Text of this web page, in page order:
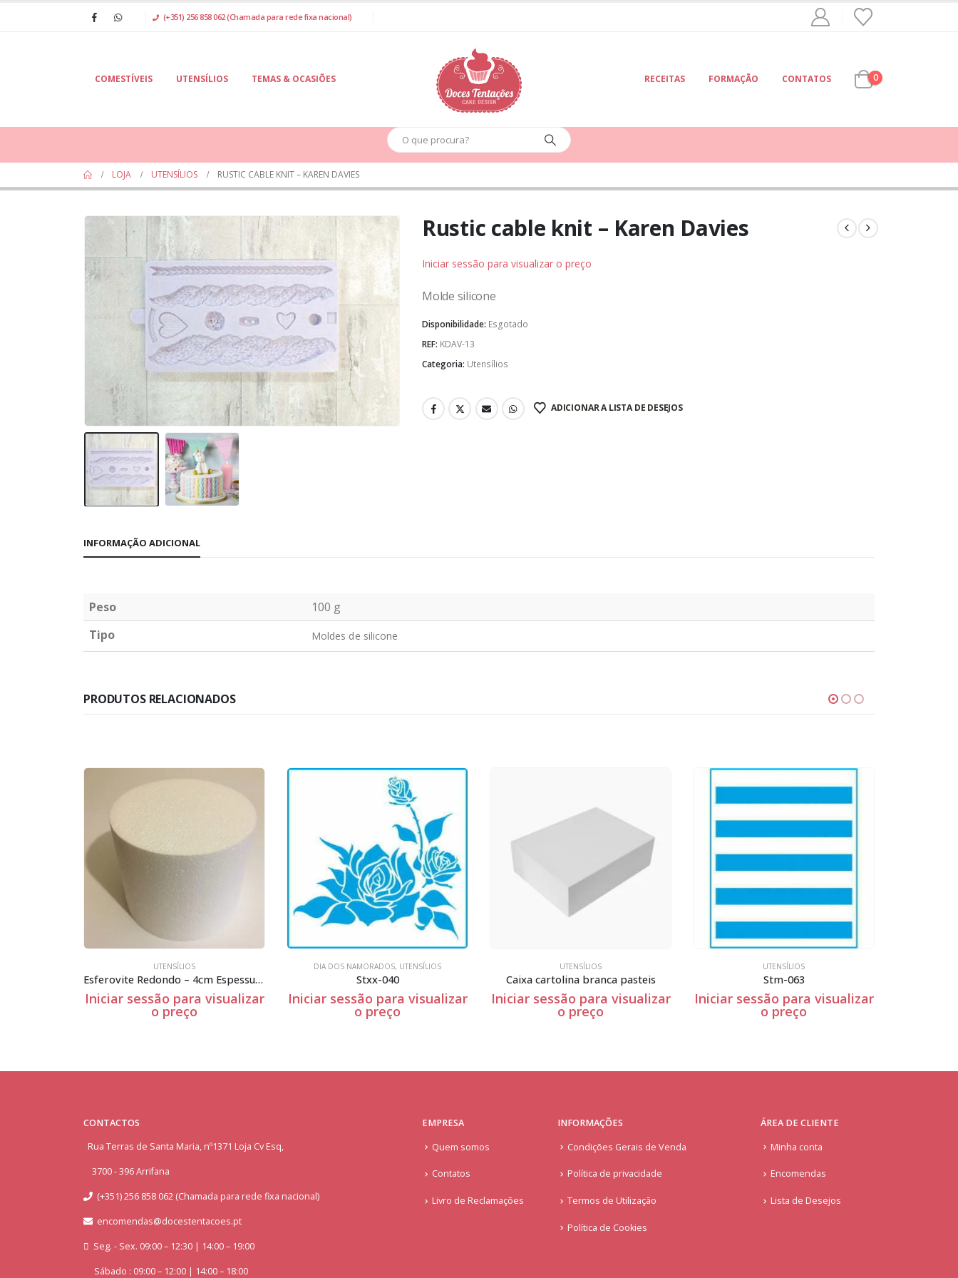
(+351) 256 858 062 (Chamada para rede fixa nacional)
COMESTÍVEIS UTENSÍLIOS TEMAS & OCASIÕES RECEITAS FORMAÇÃO CONTATOS 0
LOJA UTENSÍLIOS RUSTIC CABLE KNIT – KAREN DAVIES
Rustic cable knit – Karen Davies
Iniciar sessão para visualizar o preço
Molde silicone
Disponibilidade: Esgotado
REF: KDAV-13
Categoria: Utensílios
ADICIONAR A LISTA DE DESEJOS
INFORMAÇÃO ADICIONAL
Peso
100 g
Tipo
Moldes de silicone
PRODUTOS RELACIONADOS
UTENSÍLIOS
Esferovite Redondo – 4cm Espessura
Iniciar sessão para visualizar
o preço
DIA DOS NAMORADOS, UTENSÍLIOS
Stxx-040
Iniciar sessão para visualizar
o preço
UTENSÍLIOS
Caixa cartolina branca pasteis
Iniciar sessão para visualizar
o preço
UTENSÍLIOS
Stm-063
Iniciar sessão para visualizar
o preço
CONTACTOS
Rua Terras de Santa Maria, nº1371 Loja Cv Esq,
3700 - 396 Arrifana
(+351) 256 858 062 (Chamada para rede fixa nacional)
encomendas@docestentacoes.pt
Seg. - Sex. 09:00 – 12:30 | 14:00 – 19:00
Sábado : 09:00 – 12:00 | 14:00 – 18:00
EMPRESA
Quem somos
Contatos
Livro de Reclamações
INFORMAÇÕES
Condições Gerais de Venda
Política de privacidade
Termos de Utilização
Política de Cookies
ÁREA DE CLIENTE
Minha conta
Encomendas
Lista de Desejos